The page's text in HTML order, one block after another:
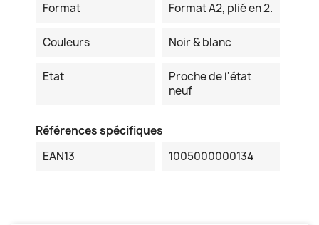
Format Format A2, plié en 2.
Couleurs Noir & blanc
Etat
Proche de l'état
neuf
Références spécifiques
EAN13
1005000000134